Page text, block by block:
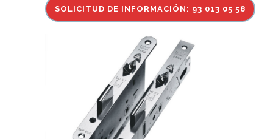
SOLICITUD DE INFORMACIÓN: 93 013 05 58